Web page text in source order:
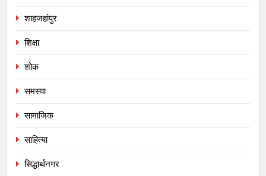
शाहजहांपुर
शिक्षा
शोक
समस्या
सामाजिक
साहित्या
सिद्धार्थनगर